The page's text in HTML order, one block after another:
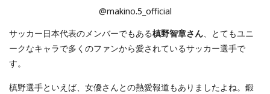
@makino.5_official
サッカー日本代表のメンバーでもある槙野智章さん、とてもユニ
ークなキャラで多くのファンから愛されているサッカー選手で
す。
槙野選手といえば、女優さんとの熱愛報道もありましたよね。鍛